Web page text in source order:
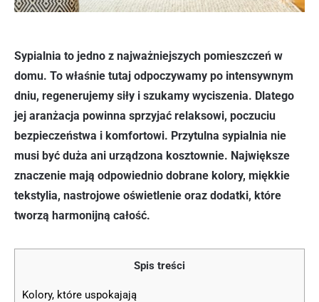
Sypialnia to jedno z najważniejszych pomieszczeń w
domu. To właśnie tutaj odpoczywamy po intensywnym
dniu, regenerujemy siły i szukamy wyciszenia. Dlatego
jej aranżacja powinna sprzyjać relaksowi, poczuciu
bezpieczeństwa i komfortowi. Przytulna sypialnia nie
musi być duża ani urządzona kosztownie. Największe
znaczenie mają odpowiednio dobrane kolory, miękkie
tekstylia, nastrojowe oświetlenie oraz dodatki, które
tworzą harmonijną całość.
Spis treści
Kolory, które uspokajają